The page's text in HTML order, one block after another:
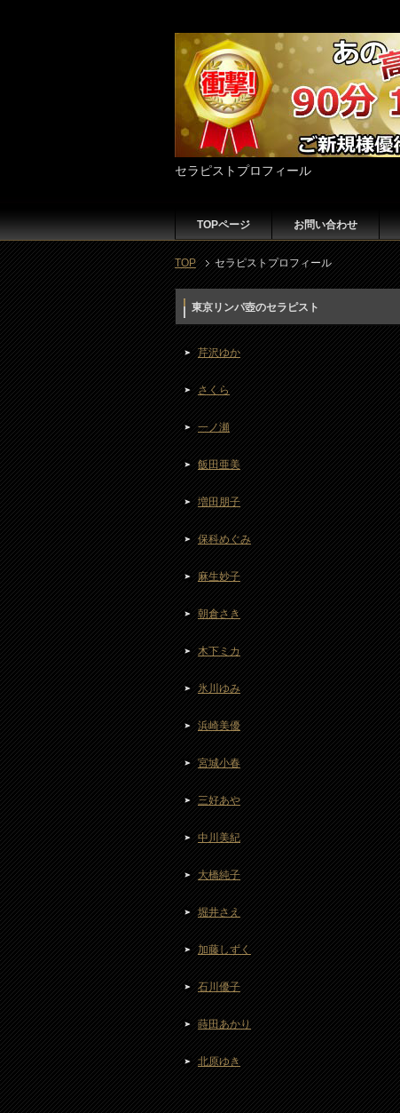
セラピストプロフィール
TOPページ お問い合わせ
TOP セラピストプロフィール
東京リンパ壺のセラピスト
芹沢ゆか
さくら
一ノ瀬
飯田亜美
増田朋子
保科めぐみ
麻生妙子
朝倉さき
木下ミカ
氷川ゆみ
浜崎美優
宮城小春
三好あや
中川美紀
大橋純子
堀井さえ
加藤しずく
石川優子
蒔田あかり
北原ゆき